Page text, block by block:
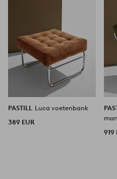
PASTILL
Luca voetenbank
389 EUR
919